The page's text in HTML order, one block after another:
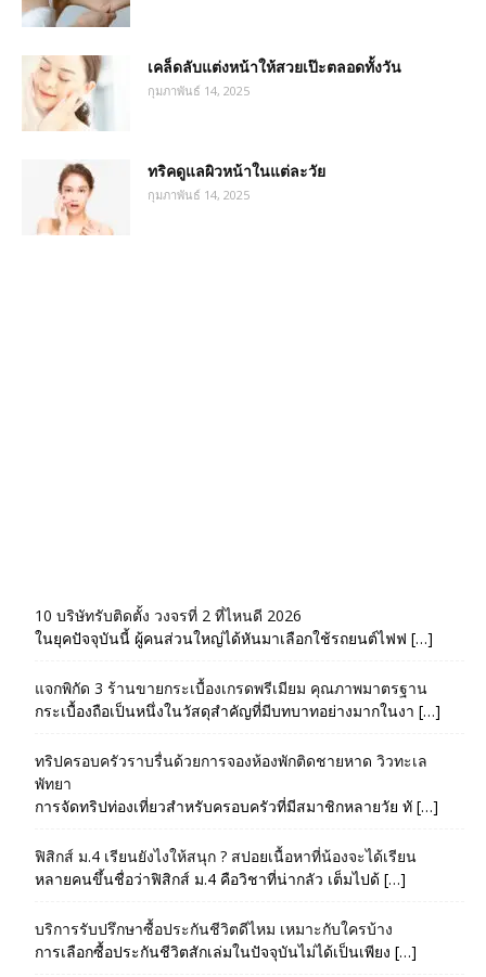
เคล็ดลับแต่งหน้าให้สวยเป๊ะตลอดทั้งวัน
กุมภาพันธ์ 14, 2025
ทริคดูแลผิวหน้าในแต่ละวัย
กุมภาพันธ์ 14, 2025
10 บริษัทรับติดตั้ง วงจรที่ 2 ที่ไหนดี 2026
ในยุคปัจจุบันนี้ ผู้คนส่วนใหญ่ได้หันมาเลือกใช้รถยนต์ไฟฟ […]
แจกพิกัด 3 ร้านขายกระเบื้องเกรดพรีเมียม คุณภาพมาตรฐาน
กระเบื้องถือเป็นหนึ่งในวัสดุสำคัญที่มีบทบาทอย่างมากในงา […]
ทริปครอบครัวราบรื่นด้วยการจองห้องพักติดชายหาด วิวทะเล
พัทยา
การจัดทริปท่องเที่ยวสำหรับครอบครัวที่มีสมาชิกหลายวัย ทั […]
ฟิสิกส์ ม.4 เรียนยังไงให้สนุก ? สปอยเนื้อหาที่น้องจะได้เรียน
หลายคนขึ้นชื่อว่าฟิสิกส์ ม.4 คือวิชาที่น่ากลัว เต็มไปด้ […]
บริการรับปรึกษาซื้อประกันชีวิตดีไหม เหมาะกับใครบ้าง
การเลือกซื้อประกันชีวิตสักเล่มในปัจจุบันไม่ได้เป็นเพียง […]